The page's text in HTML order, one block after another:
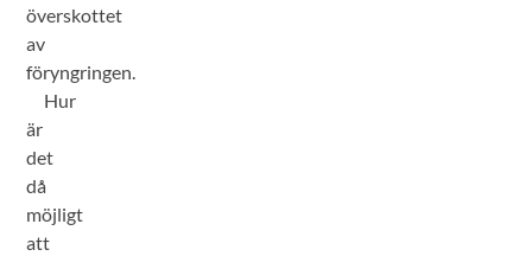
överskottet
av
föryngringen.
Hur
är
det
då
möjligt
att